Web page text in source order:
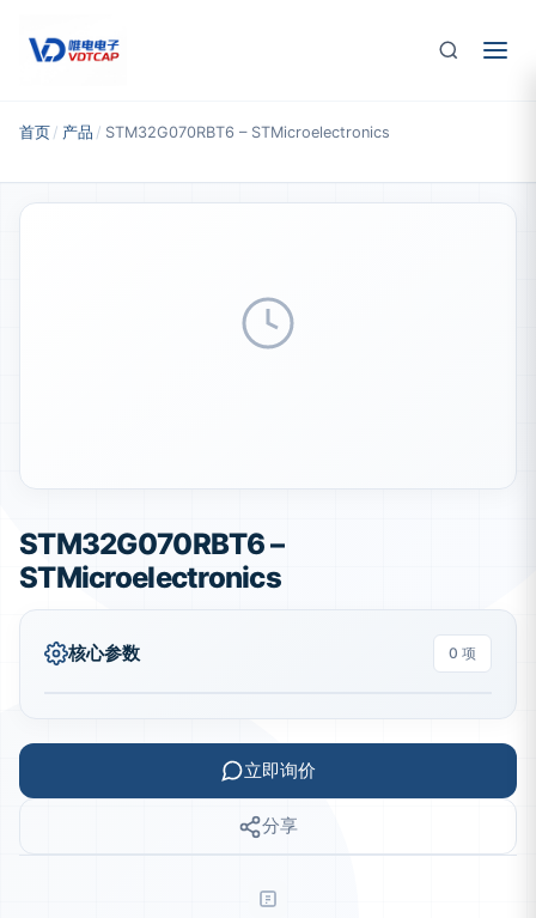
首页 / 产品 / STM32G070RBT6 – STMicroelectronics
STM32G070RBT6 –
STMicroelectronics
核心参数 0 项
立即询价
分享